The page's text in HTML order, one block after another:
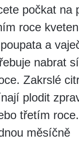
počkat na
roce
a
nabrat
Zakrslé
plodit
třetím
měsíčně